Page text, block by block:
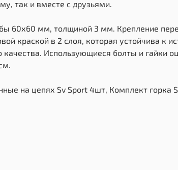
так и вместе с друзьями.
60х60 мм, толщиной 3 мм. Крепление
краской в 2 слоя, которая устойчива к
Использующиеся болты и гайки
на цепях Sv Sport 4шт, Комплект